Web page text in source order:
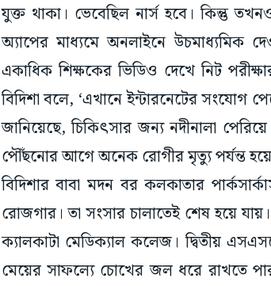
যুক্ত থাকা। ভেবেছিল নার্স হবে। কিন্তু
অ্যাপের মাধ্যমে অনলাইনে উচমাধ্যমিক
একাধিক শিক্ষকের ভিডিও দেখে নিট
বিদিশা বলে, ‘এখানে ইন্টারনেটের সংযোগ
জানিয়েছে, চিকিৎসার জন্য নদীনালা
পৌঁছনোর আগে অনেক রোগীর মৃত্যু পর্যন্ত
বিদিশার বাবা মদন বর কলকাতার
রোজগার। তা সংসার চালাতেই শেষ হয়ে
ক্যালকাটা মেডিক্যাল কলেজ। দ্বিতীয়
মেয়ের সাফল্যে চোখের জল ধরে রাখতে